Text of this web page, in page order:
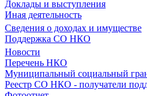
Доклады и выступления
Иная деятельность
Сведения о доходах и имуществе
Поддержка СО НКО
Новости
Перечень НКО
Муниципальный социальный
Реестр СО НКО - получатели